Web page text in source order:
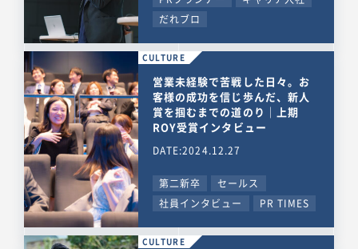
だれブロ
CULTURE
営業未経験で苦戦した日々。お
客様の成功を信じ歩んだ、新人
賞を掴むまでの道のり｜上期
ROY受賞インタビュー
DATE:2024.12.27
第二新卒
セールス
社員インタビュー
PR TIMES
CULTURE